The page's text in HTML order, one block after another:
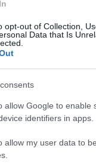
opt-out of Collection,
Data that Is
allow Google to enable
identifiers in apps.
allow my user data to
την κυρία
δεν σας είδα